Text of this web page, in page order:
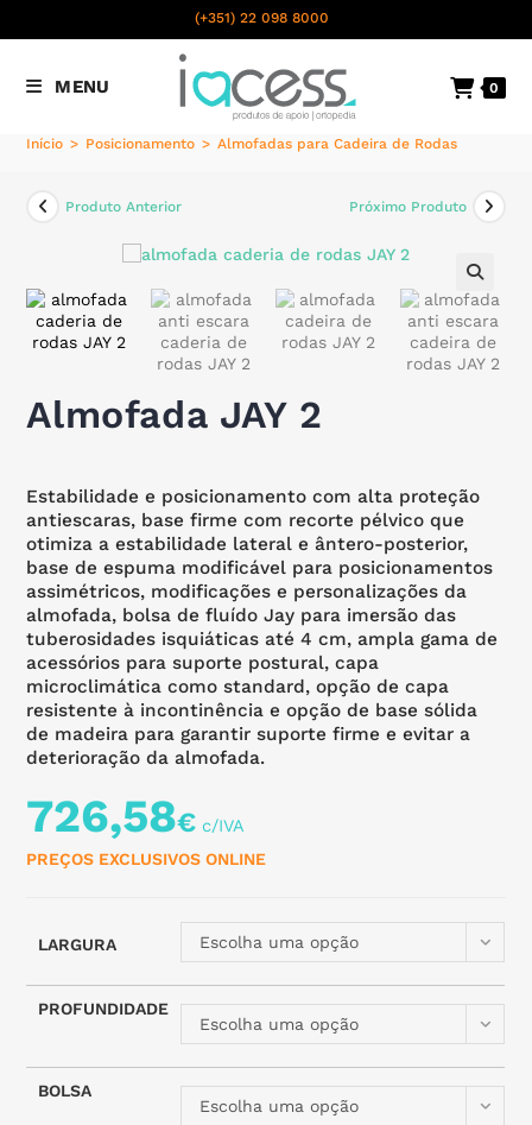
(+351) 22 098 8000
nacional
MENU 0
Início > Posicionamento > Almofadas para Cadeira de Rodas
Produto Anterior Próximo Produto
🔍
Almofada JAY 2
Estabilidade e posicionamento com alta proteção
antiescaras, base firme com recorte pélvico que
otimiza a estabilidade lateral e ântero-posterior,
base de espuma modificável para posicionamentos
assimétricos, modificações e personalizações da
almofada, bolsa de fluído Jay para imersão das
tuberosidades isquiáticas até 4 cm, ampla gama de
acessórios para suporte postural, capa
microclimática como standard, opção de capa
resistente à incontinência e opção de base sólida
de madeira para garantir suporte firme e evitar a
deterioração da almofada.
726,58€
PREÇOS EXCLUSIVOS ONLINE
LARGURA Escolha uma opção
PROFUNDIDADE
Escolha uma opção
BOLSA
Escolha uma opção